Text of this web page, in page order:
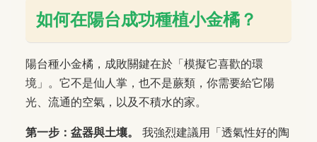
如何在陽台成功種植小金橘？
陽台種小金橘，成敗關鍵在於「模擬它喜歡的環
境」。它不是仙人掌，也不是蕨類，你需要給它陽
光、流通的空氣，以及不積水的家。
第一步：盆器與土壤。
我強烈建議用「透氣性好的陶